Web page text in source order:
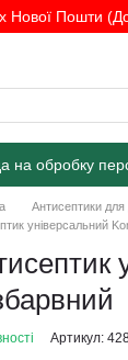
Нової Пошти
на обробку
Антисептики
універсальний
Артикул: